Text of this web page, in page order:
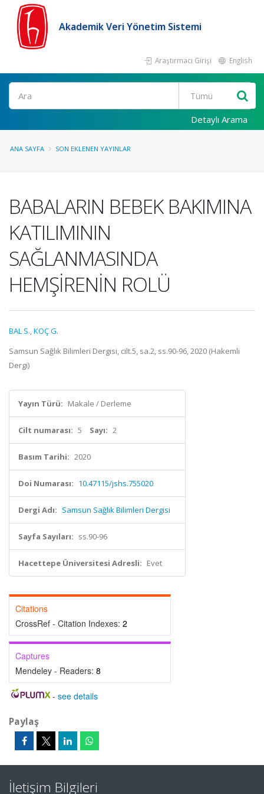
Akademik Veri Yönetim Sistemi
Araştırmacı Girişi English
Ara
Detaylı Arama
ANA SAYFA SON EKLENEN YAYINLAR
BABALARIN BEBEK BAKIMINA
KATILIMININ
SAĞLANMASINDA
HEMŞİRENİN ROLÜ
BAL S.,KOÇ G.
Samsun Sağlık Bilimleri Dergisi, cilt.5, sa.2, ss.90-96, 2020 (Hakemli
Dergi)
Yayın Türü: Makale / Derleme
Cilt numarası: 5 Sayı: 2
Basım Tarihi: 2020
Doi Numarası: 10.47115/jshs.755020
Dergi Adı: Samsun Sağlık Bilimleri Dergisi
Sayfa Sayıları: ss.90-96
Hacettepe Üniversitesi Adresli: Evet
Citations
CrossRef - Citation Indexes: 2
Captures
Mendeley - Readers: 8
- see details
Paylaş
İletişim Bilgileri